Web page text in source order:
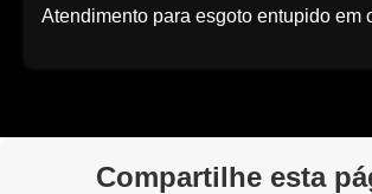
Atendimento para esgoto entupido em
Compartilhe esta